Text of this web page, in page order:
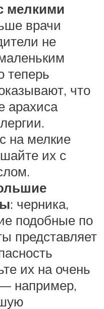
мелкими
врачи
не
теперь
что
арахиса
на мелкие
их с
: черника,
подобные по
представляет
их на очень
например,